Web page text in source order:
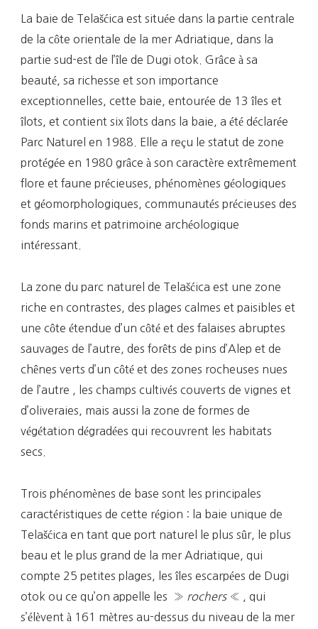
La baie de Telašćica est située dans la partie centrale
de la côte orientale de la mer Adriatique, dans la
partie sud-est de l’île de Dugi otok. Grâce à sa
beauté, sa richesse et son importance
exceptionnelles, cette baie, entourée de 13 îles et
îlots, et contient six îlots dans la baie, a été déclarée
Parc Naturel en 1988. Elle a reçu le statut de zone
protégée en 1980 grâce à son caractère extrêmement
flore et faune précieuses, phénomènes géologiques
et géomorphologiques, communautés précieuses des
fonds marins et patrimoine archéologique
intéressant.
La zone du parc naturel de Telašćica est une zone
riche en contrastes, des plages calmes et paisibles et
une côte étendue d’un côté et des falaises abruptes
sauvages de l’autre, des forêts de pins d’Alep et de
chênes verts d’un côté et des zones rocheuses nues
de l’autre , les champs cultivés couverts de vignes et
d’oliveraies, mais aussi la zone de formes de
végétation dégradées qui recouvrent les habitats
secs.
Trois phénomènes de base sont les principales
caractéristiques de cette région : la baie unique de
Telašćica en tant que port naturel le plus sûr, le plus
beau et le plus grand de la mer Adriatique, qui
compte 25 petites plages, les îles escarpées de Dugi
otok ou ce qu’on appelle les » rochers« , qui
s’élèvent à 161 mètres au-dessus du niveau de la mer